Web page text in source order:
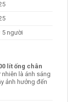
5 người
lít ống chân
là ánh sáng
ảnh hưởng đến